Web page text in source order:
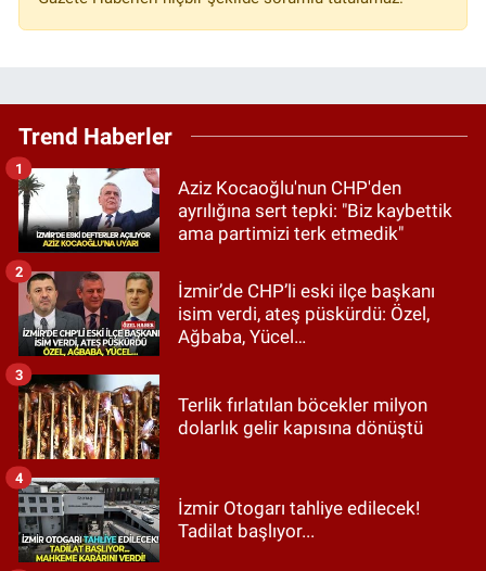
Trend Haberler
Aziz Kocaoğlu'nun CHP'den
ayrılığına sert tepki: "Biz kaybettik
ama partimizi terk etmedik"
1
İzmir’de CHP’li eski ilçe başkanı
isim verdi, ateş püskürdü: Özel,
Ağbaba, Yücel…
2
Terlik fırlatılan böcekler milyon
dolarlık gelir kapısına dönüştü
3
İzmir Otogarı tahliye edilecek!
Tadilat başlıyor...
4